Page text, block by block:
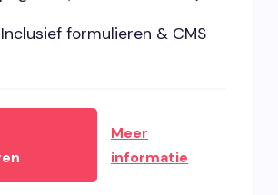
Inclusief formulieren & CMS
Meer
informatie